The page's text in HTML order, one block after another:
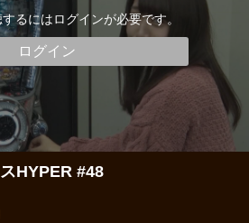
るにはログインが必要です。
ログイン
HYPER #48